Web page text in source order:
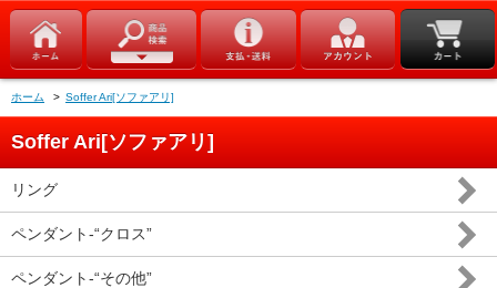
ホーム > Soffer Ari[ソファアリ]
Soffer Ari[ソファアリ]
リング
ペンダント-“クロス”
ペンダント-“その他”